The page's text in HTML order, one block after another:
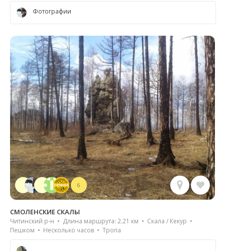
Фотографии
6
СМОЛЕНСКИЕ СКАЛЫ
Читинский р-н • Длина маршрута: 2.21 км • Скала / Кекур •
Пешком • Несколько часов • Тропа